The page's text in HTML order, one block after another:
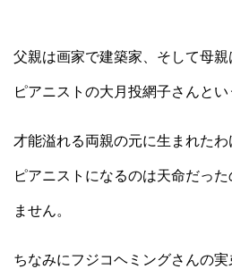
父親は画家で建築家、そして母親
ピアニストの大月投網子さんとい
才能溢れる両親の元に生まれた
ピアニストになるのは天命だっ
ません。
ちなみにフジコヘミングさんの実